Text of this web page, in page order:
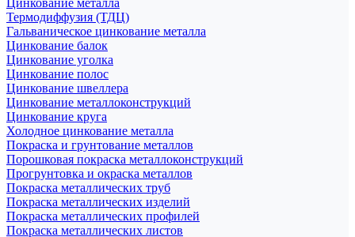
Цинкование металла
Термодиффузия (ТДЦ)
Гальваническое цинкование металла
Цинкование балок
Цинкование уголка
Цинкование полос
Цинкование швеллера
Цинкование металлоконструкций
Цинкование круга
Холодное цинкование металла
Покраска и грунтование металлов
Порошковая покраска металлоконструкций
Прогрунтовка и окраска металлов
Покраска металлических труб
Покраска металлических изделий
Покраска металлических профилей
Покраска металлических листов